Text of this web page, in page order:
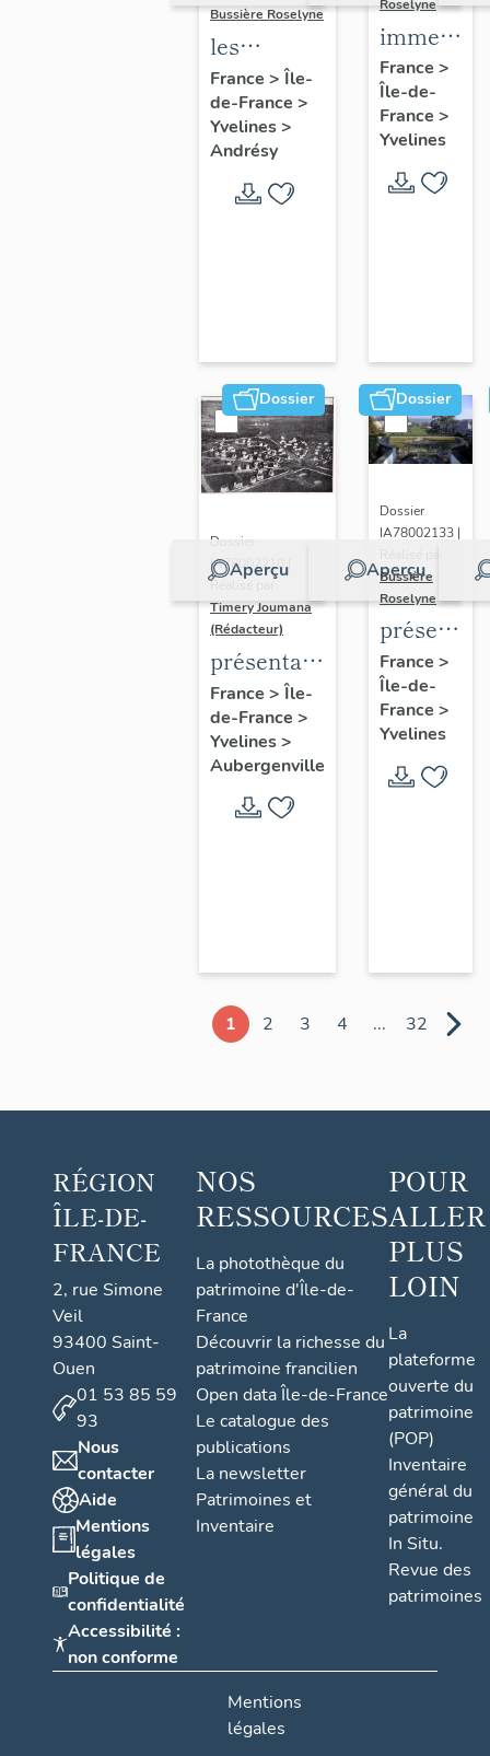
Bussière Roselyne
les
immeubles,
maisons et
fermes du
canton
d'Andrésy
France > Île-
de-France >
Yvelines>
Andrésy
Roselyne
maisons,
fermes
France >
Île-de-
France >
Yvelines
Dossier
Aperçu
Dossier
IA78002210 |
Réalisé par
Timery Joumana
(Rédacteur)
présentation
de l'étude
d'Elisabethville
France > Île-
de-France >
Yvelines>
Aubergenville
Dossier
Aperçu
Dossier
IA78002133 |
Bussière
Roselyne
du
diagnostic
et
France >
Île-de-
France >
Yvelines
1 2 3 4 ... 32
RÉGION
ÎLE-DE-
FRANCE
2, rue Simone
Veil
93400 Saint-
Ouen
01 53 85 59
93
Nous
contacter
Aide
Mentions
légales
Politique de
confidentialité
Accessibilité :
non conforme
NOS
RESSOURCES
La photothèque du
patrimoine d'Île-de-
France
Découvrir la richesse du
patrimoine francilien
Open data Île-de-France
Le catalogue des
publications
La newsletter
Patrimoines et
Inventaire
POUR
ALLER
PLUS
LOIN
La
plateforme
ouverte du
patrimoine
(POP)
Inventaire
général du
patrimoine
In Situ.
Revue des
patrimoines
Mentions
légales